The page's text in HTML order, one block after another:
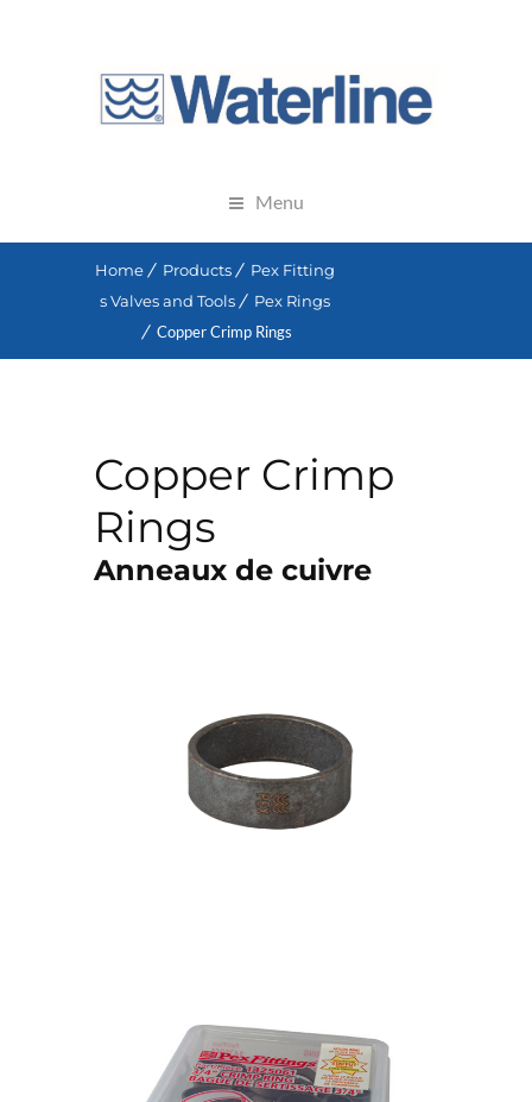
Menu
Home Products
Pex Fitting
s Valves and Tools
Pex Rings
Copper Crimp Rings
Copper Crimp
Rings
Anneaux de cuivre